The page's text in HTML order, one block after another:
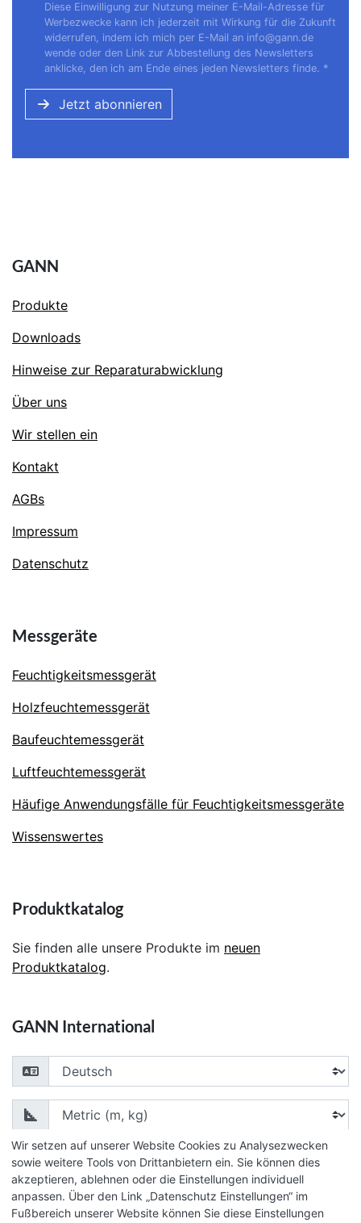
Diese Einwilligung zur Nutzung meiner E-Mail-Adresse für
Werbezwecke kann ich jederzeit mit Wirkung für die Zukunft
widerrufen, indem ich mich per E-Mail an info@gann.de
wende oder den Link zur Abbestellung des Newsletters
anklicke, den ich am Ende eines jeden Newsletters finde. *
Jetzt abonnieren
GANN
Produkte
Downloads
Hinweise zur Reparaturabwicklung
Über uns
Wir stellen ein
Kontakt
AGBs
Impressum
Datenschutz
Messgeräte
Feuchtigkeitsmessgerät
Holzfeuchtemessgerät
Baufeuchtemessgerät
Luftfeuchtemessgerät
Häufige Anwendungsfälle für Feuchtigkeitsmessgeräte
Wissenswertes
Produktkatalog
Sie finden alle unsere Produkte im neuen
Produktkatalog.
GANN International
Choose your language
Choose your unit of measurement
© 2026 GANN Mess- u. Regeltechnik GmbH
Wir setzen auf unserer Website Cookies zu Analysezwecken
sowie weitere Tools von Drittanbietern ein. Sie können dies
akzeptieren, ablehnen oder die Einstellungen individuell
anpassen. Über den Link „Datenschutz Einstellungen“ im
Fußbereich unserer Website können Sie diese Einstellungen